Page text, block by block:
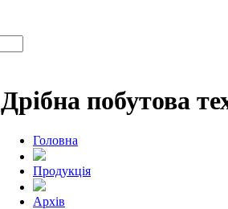
Дрібна побутова
Головна
Продукцiя
Архів